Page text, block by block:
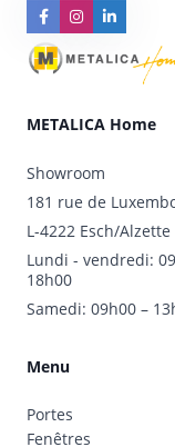
METALICA Home
Showroom
181 rue de
L-4222 Esch/Alzette
Lundi - vendredi:
18h00
Samedi: 09h00 –
Menu
Portes
Fenêtres